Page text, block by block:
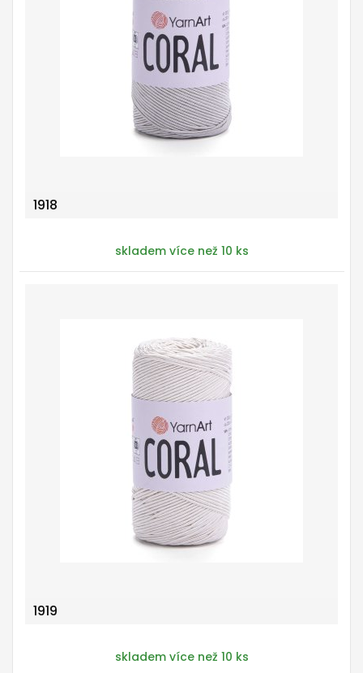
1918
skladem více než 10 ks
1919
skladem více než 10 ks